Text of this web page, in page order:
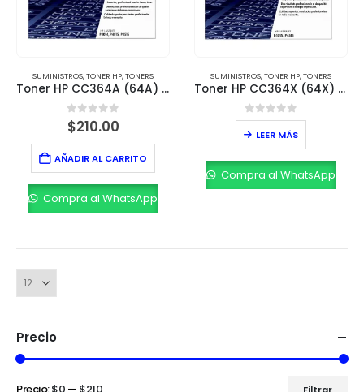
SUMINISTROS,TONER HP,TONERS
Toner HP CC364A (64A) Negro – Rendimiento 10,000 páginas
0out of 5
$210.00
AÑADIR AL CARRITO
Compra al WhatsApp
SUMINISTROS,TONER HP,TONERS
Toner HP CC364X (64X) Negro – Rendimiento 24,000 páginas
0out of 5
LEER MÁS
Compra al WhatsApp
Precio